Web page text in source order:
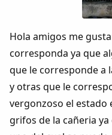
Comunidad
Colaboradores
Biblioteca
Hola amigos me
corresponda ya que
que le corresponde a
y otras que le
vergonzoso el estado
grifos de la cañeria